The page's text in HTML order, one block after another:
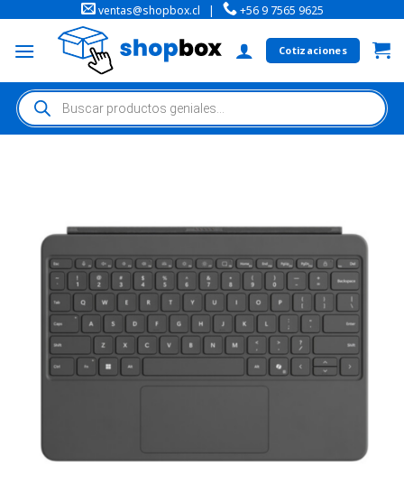
ventas@shopbox.cl | +56 9 7565 9625
Cotizaciones